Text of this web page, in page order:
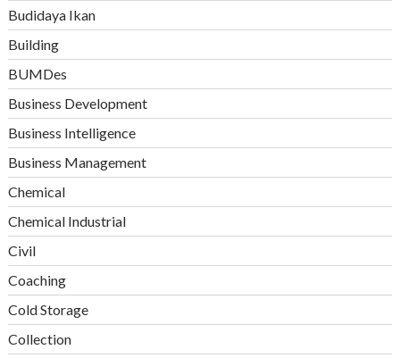
Budidaya Ikan
Building
BUMDes
Business Development
Business Intelligence
Business Management
Chemical
Chemical Industrial
Civil
Coaching
Cold Storage
Collection